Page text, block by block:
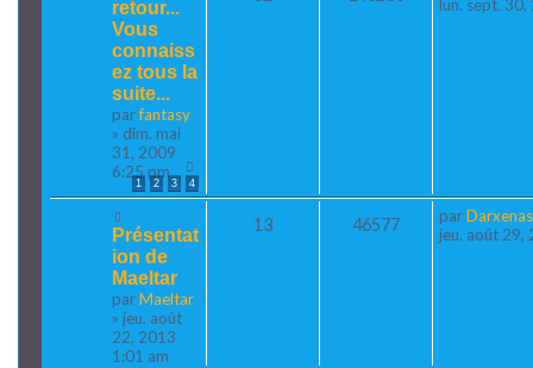
retour...
Vous
connaiss
ez tous la
suite...
parfantasy
» dim. mai
31, 2009
6:25 pm
1 2 3 4
lun. sept.
Présentat
ion de
Maeltar
parMaeltar
» jeu. août
22, 2013
1:01 am
13 46577 parDarxenas
jeu. août 29,